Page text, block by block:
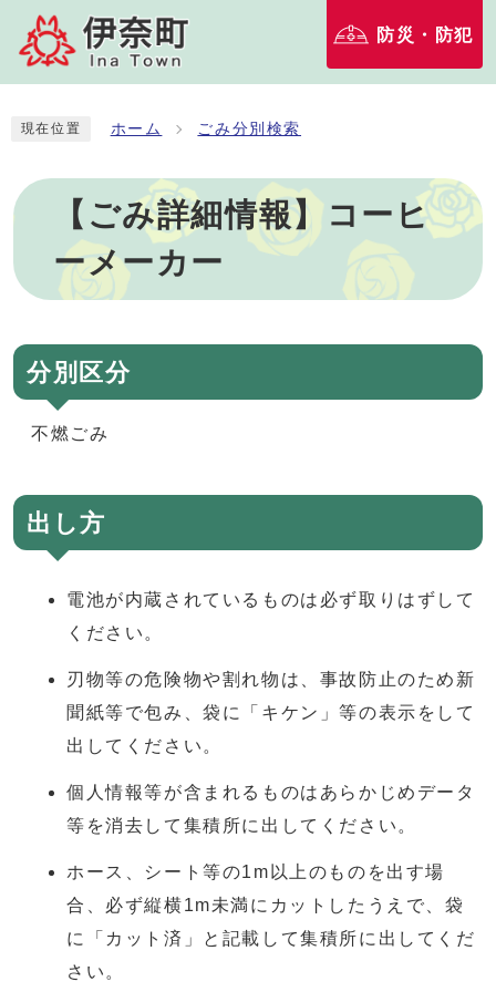
防災・防犯
現在位置 ホーム ごみ分別検索
【ごみ詳細情報】コーヒ
ーメーカー
分別区分
不燃ごみ
出し方
電池が内蔵されているものは必ず取りはずして
ください。
刃物等の危険物や割れ物は、事故防止のため新
聞紙等で包み、袋に「キケン」等の表示をして
出してください。
個人情報等が含まれるものはあらかじめデータ
等を消去して集積所に出してください。
ホース、シート等の1m以上のものを出す場
合、必ず縦横1m未満にカットしたうえで、袋
に「カット済」と記載して集積所に出してくだ
さい。